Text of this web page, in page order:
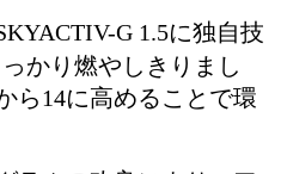
G 1.5に独自技
かり燃やしきりまし
ら14に高めることで環